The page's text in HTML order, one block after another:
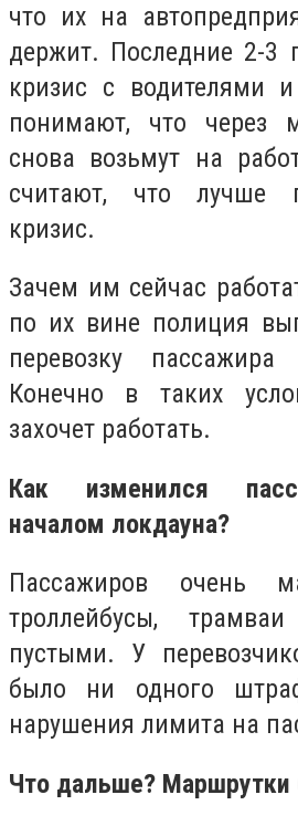
что их на
держит. Последние 2-3
кризис с водителями
понимают, что через
снова возьмут на
считают, что лучше
кризис.
Зачем им сейчас
по их вине полиция
перевозку
Конечно в таких
захочет работать.
Как изменился
началом локдауна?
Пассажиров очень
троллейбусы,
пустыми. У
было ни одного
нарушения лимита на
Что дальше? Маршрутки